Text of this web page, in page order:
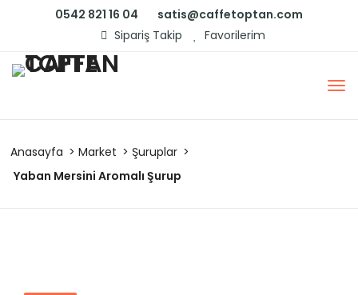
0542 821 16 04
satis@caffetoptan.com
Sipariş Takip
Favorilerim
Anasayfa Market
Şuruplar
Yaban Mersini Aromalı Şurup